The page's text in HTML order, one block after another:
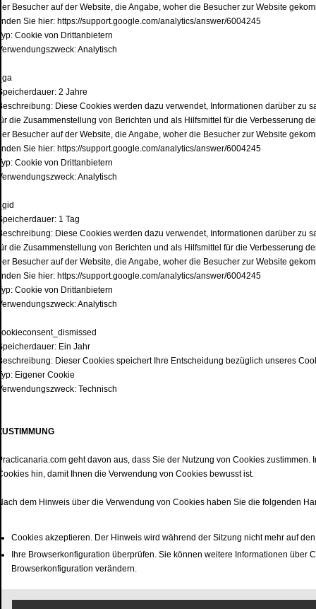
Besucher auf der Website, die Angabe, woher die Besucher zur Website
Sie hier: https://support.google.com/analytics/answer/6004245
Cookie von Drittanbietern
Analytisch
2 Jahre
Diese Cookies werden dazu verwendet, Informationen darüber zu
die Zusammenstellung von Berichten und als Hilfsmittel für die Verbesserung
Besucher auf der Website, die Angabe, woher die Besucher zur Website
Sie hier: https://support.google.com/analytics/answer/6004245
Cookie von Drittanbietern
Analytisch
1 Tag
Diese Cookies werden dazu verwendet, Informationen darüber zu
die Zusammenstellung von Berichten und als Hilfsmittel für die Verbesserung
Besucher auf der Website, die Angabe, woher die Besucher zur Website
Sie hier: https://support.google.com/analytics/answer/6004245
Cookie von Drittanbietern
Analytisch
Ein Jahr
Dieser Cookies speichert Ihre Entscheidung bezüglich unseres
Eigener Cookie
Technisch
geht davon aus, dass Sie der Nutzung von Cookies
hin, damit Ihnen die Verwendung von Cookies bewusst ist.
dem Hinweis über die Verwendung von Cookies haben Sie die folgenden
Cookies akzeptieren. Der Hinweis wird während der Sitzung nicht mehr auf
Ihre Browserkonfiguration überprüfen. Sie können weitere Informationen über
Browserkonfiguration verändern.